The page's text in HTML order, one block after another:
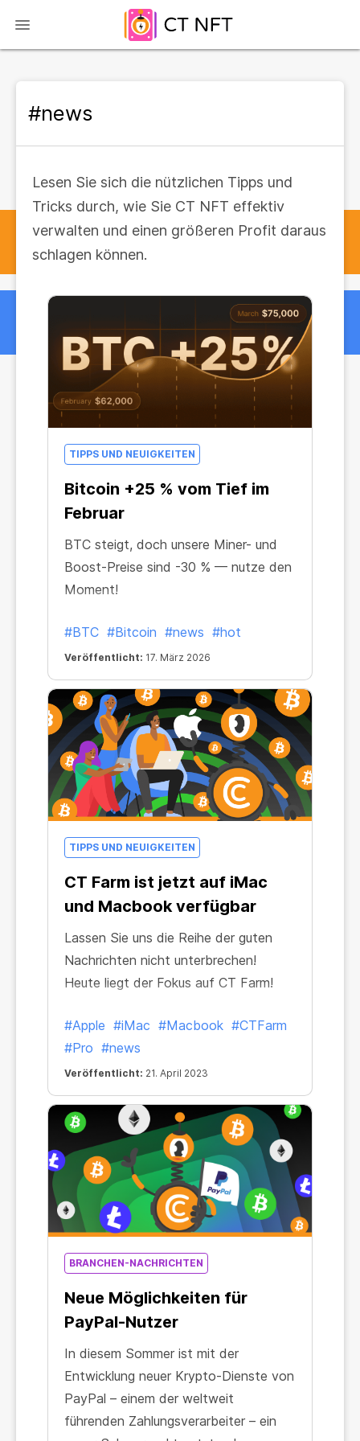
#news
Lesen Sie sich die nützlichen Tipps und
Tricks durch, wie Sie CT NFT effektiv
verwalten und einen größeren Profit daraus
schlagen können.
TIPPS UND NEUIGKEITEN
Bitcoin +25 % vom Tief im
Februar
BTC steigt, doch unsere Miner- und
Boost-Preise sind -30 % — nutze den
Moment!
#BTC #Bitcoin #news #hot
Veröffentlicht: 17. März 2026
TIPPS UND NEUIGKEITEN
CT Farm ist jetzt auf iMac
und Macbook verfügbar
Lassen Sie uns die Reihe der guten
Nachrichten nicht unterbrechen!
Heute liegt der Fokus auf CT Farm!
#Apple #iMac #Macbook #CTFarm
#Pro #news
Veröffentlicht: 21. April 2023
BRANCHEN-NACHRICHTEN
Neue Möglichkeiten für
PayPal-Nutzer
In diesem Sommer ist mit der
Entwicklung neuer Krypto-Dienste von
PayPal – einem der weltweit
führenden Zahlungsverarbeiter – ein